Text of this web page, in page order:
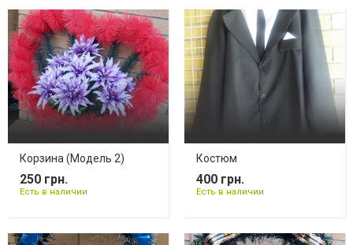
Корзина (Модель 2)
250 грн.
Есть в наличии
Костюм
400 грн.
Есть в наличии